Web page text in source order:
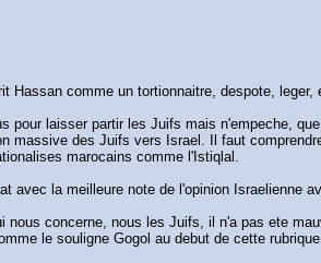
comme un tortionnaitre, despote, leger,
laisser partir les Juifs mais n'empeche,
des Juifs vers Israel. Il faut
marocains comme l'Istiqlal.
avec la meilleure note de l'opinion Israelienne
concerne, nous les Juifs, il n'a pas ete
le souligne Gogol au debut de cette